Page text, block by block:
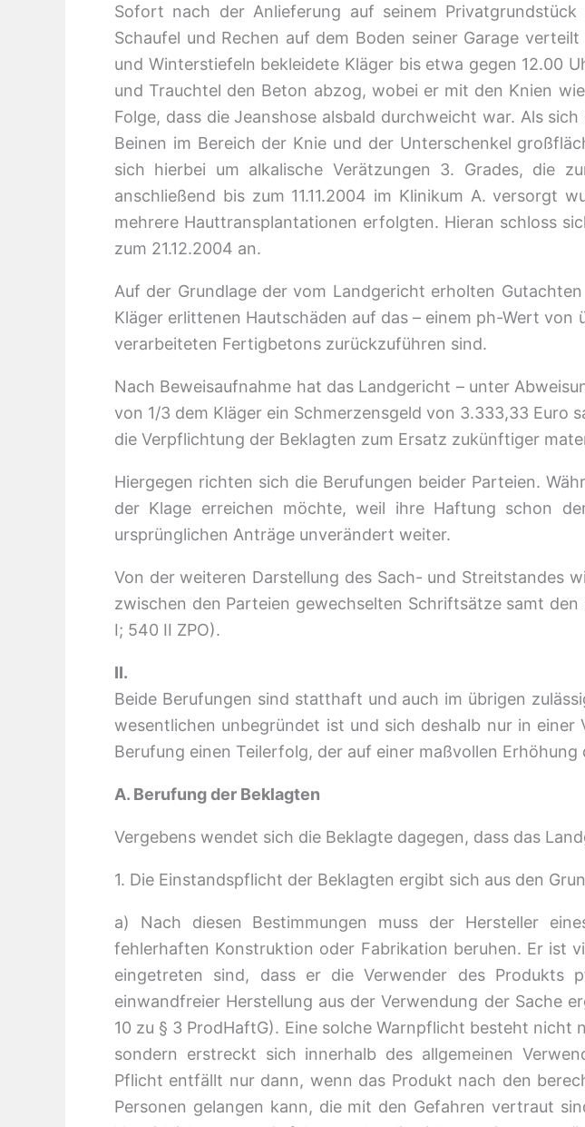
Sofort nach der Anlieferung auf seinem
Schaufel und Rechen auf dem Boden seiner Garage
und Winterstiefeln bekleidete Kläger bis etwa gegen 12.00
und Trauchtel den Beton abzog, wobei er mit den Knien
Folge, dass die Jeanshose alsbald durchweicht war. Als
Beinen im Bereich der Knie und der Unterschenkel
sich hierbei um alkalische Verätzungen 3. Grades, die
anschließend bis zum 11.11.2004 im Klinikum A. versorgt
mehrere Hauttransplantationen erfolgten. Hieran schloss
zum 21.12.2004 an.
Auf der Grundlage der vom Landgericht erholten
Kläger erlittenen Hautschäden auf das – einem ph-Wert
verarbeiteten Fertigbetons zurückzuführen sind.
Nach Beweisaufnahme hat das Landgericht – unter
von 1/3 dem Kläger ein Schmerzensgeld von 3.333,33 Euro
die Verpflichtung der Beklagten zum Ersatz zukünftiger
Hiergegen richten sich die Berufungen beider Parteien.
der Klage erreichen möchte, weil ihre Haftung schon
ursprünglichen Anträge unverändert weiter.
Von der weiteren Darstellung des Sach- und Streitstandes
zwischen den Parteien gewechselten Schriftsätze samt
I; 540 II ZPO).
II.
Beide Berufungen sind statthaft und auch im übrigen
wesentlichen unbegründet ist und sich deshalb nur in
Berufung einen Teilerfolg, der auf einer maßvollen
A. Berufung der Beklagten
Vergebens wendet sich die Beklagte dagegen, dass das
1. Die Einstandspflicht der Beklagten ergibt sich aus den
a) Nach diesen Bestimmungen muss der Hersteller
fehlerhaften Konstruktion oder Fabrikation beruhen. Er ist
eingetreten sind, dass er die Verwender des
einwandfreier Herstellung aus der Verwendung der Sache
10 zu § 3 ProdHaftG). Eine solche Warnpflicht besteht nicht
sondern erstreckt sich innerhalb des allgemeinen
Pflicht entfällt nur dann, wenn das Produkt nach den
Personen gelangen kann, die mit den Gefahren vertraut